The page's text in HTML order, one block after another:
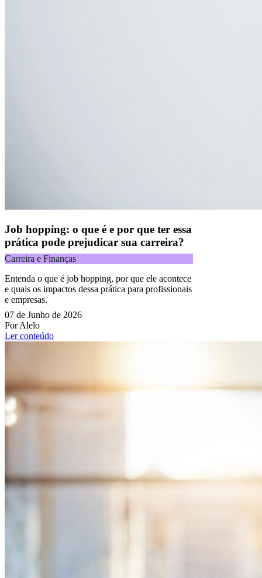
Job hopping: o que é e por que ter essa
prática pode prejudicar sua carreira?
Carreira e Finanças
Entenda o que é job hopping, por que ele acontece
e quais os impactos dessa prática para profissionais
e empresas.
07 de Junho de 2026
Por Alelo
Ler conteúdo